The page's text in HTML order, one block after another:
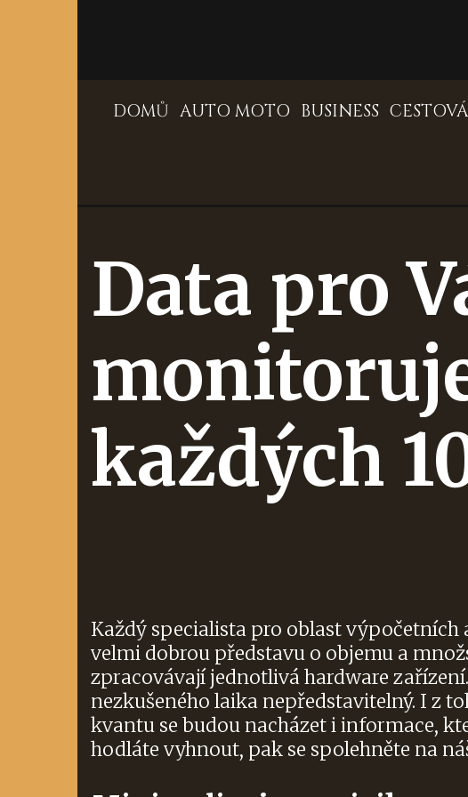
DOMŮ AUTO MOTO BUSINESS
Data pro
každých
Každý specialista pro oblast
velmi dobrou představu o objemu a
zpracovávají jednotlivá hardware
nezkušeného laika nepředstavitelný. I z
kvantu se budou nacházet i informace,
hodláte vyhnout, pak se spolehněte na